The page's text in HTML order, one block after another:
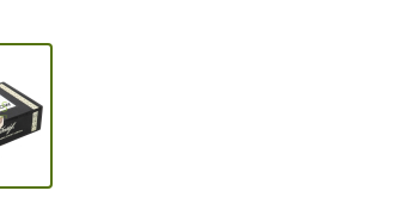
View larger image